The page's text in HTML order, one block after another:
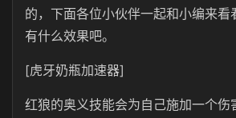
的，下面各位小伙伴一起和小编来看
有什么效果吧。
[虎牙奶瓶加速器]
红狼的奥义技能会为自己施加一个伤